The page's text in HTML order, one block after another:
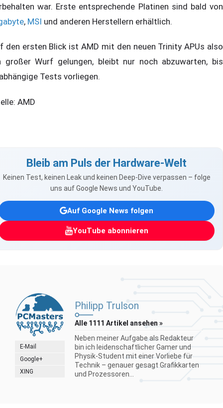
war. Erste entsprechende Platinen sind bald von
, MSI und anderen Herstellern erhältlich.
den ersten Blick ist AMD mit den neuen Trinity APUs also
großer Wurf gelungen, bleibt nur noch abzuwarten, bis
Tests vorliegen.
AMD
Bleib am Puls der Hardware-Welt
Keinen Test, keinen Leak und keinen Deep-Dive verpassen – folge
uns auf Google News und YouTube.
Auf Google News folgen
YouTube abonnieren
E-Mail
Google+
XING
Philipp Trulson
Alle 1111 Artikel ansehen »
Neben meiner Aufgabe als Redakteur
bin ich leidenschaftlicher Gamer und
Physik-Student mit einer Vorliebe für
Technik – genauer gesagt Grafikkarten
und Prozessoren...